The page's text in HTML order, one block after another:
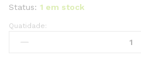
Status: 1 em stock
Bepanthene,
Quatidade: